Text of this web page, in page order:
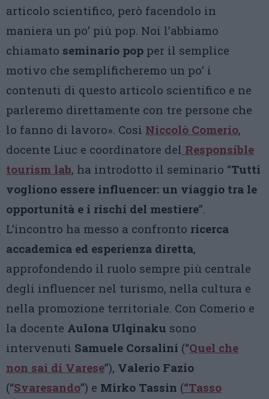
articolo scientifico, però facendolo in
maniera un po’ più pop. Noi l’abbiamo
chiamato seminario pop per il semplice
motivo che semplificheremo un po’ i
contenuti di questo articolo scientifico e ne
parleremo direttamente con tre persone che
lo fanno di lavoro». Così Niccolò Comerio,
docente Liuc e coordinatore del Responsible
tourism lab, ha introdotto il seminario “Tutti
vogliono essere influencer: un viaggio tra le
opportunità e i rischi del mestiere”.
L’incontro ha messo a confronto ricerca
accademica ed esperienza diretta,
approfondendo il ruolo sempre più centrale
degli influencer nel turismo, nella cultura e
nella promozione territoriale. Con Comerio e
la docente Aulona Ulqinaku sono
intervenuti Samuele Corsalini (“Quel che
non sai di Varese”), Valerio Fazio
(“Svaresando”) e Mirko Tassin (“Tasso